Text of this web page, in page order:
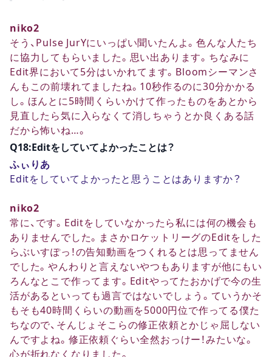
niko2
そう、Pulse JurYにいっぱい聞いたんよ。色んな人たち
に協力してもらいました。思い出あります。ちなみに
Edit界において5分はいかれてます。Bloomシーマンさ
んもこの前壊れてましたね。10秒作るのに30分かかる
し。ほんとに5時間くらいかけて作ったものをあとから
見直したら気に入らなくて消しちゃうとか良くある話
だから怖いね…。
Q18:Editをしていてよかったことは？
ふぃりあ
Editをしていてよかったと思うことはありますか？
niko2
常に、です。Editをしていなかったら私には何の機会も
ありませんでした。まさかロケットリーグのEditをした
らぶいすぽっ！の告知動画をつくれるとは思ってません
でした。やんわりと言えないやつもありますが他にもい
ろんなとこで作ってます。Editやってたおかげで今の生
活があるといっても過言ではないでしょう。ていうかそ
もそも40時間くらいの動画を5000円位で作ってる僕た
ちなので、そんじょそこらの修正依頼とかじゃ屈しない
んですよね。修正依頼ぐらい全然おっけー！みたいな。
心が折れなくなりました。